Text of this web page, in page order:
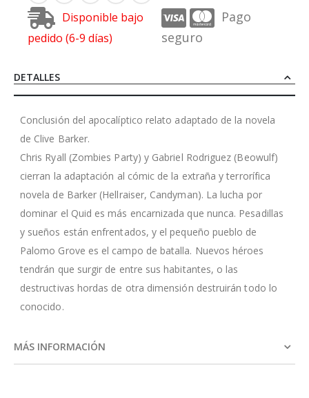
Disponible bajo
pedido (6-9 días)
Pago
seguro
DETALLES
Conclusión del apocalíptico relato adaptado de la novela
de Clive Barker.
Chris Ryall (Zombies Party) y Gabriel Rodriguez (Beowulf)
cierran la adaptación al cómic de la extraña y terrorífica
novela de Barker (Hellraiser, Candyman). La lucha por
dominar el Quid es más encarnizada que nunca. Pesadillas
y sueños están enfrentados, y el pequeño pueblo de
Palomo Grove es el campo de batalla. Nuevos héroes
tendrán que surgir de entre sus habitantes, o las
destructivas hordas de otra dimensión destruirán todo lo
conocido.
MÁS INFORMACIÓN